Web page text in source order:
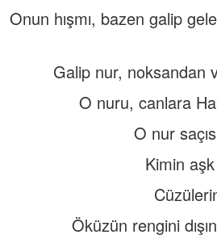
Onun hışmı, bazen galip
Galip nur, noksandan
O nuru, canlara
O nur
Kimin
Öküzün rengini